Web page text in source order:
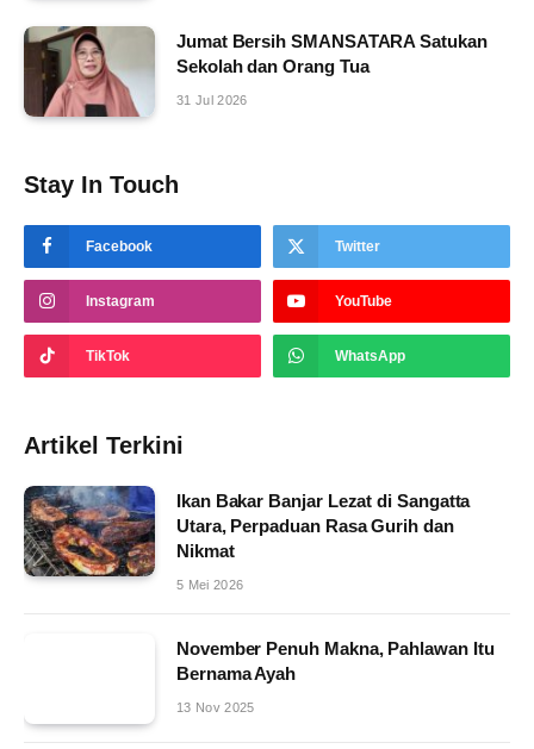
Jumat Bersih SMANSATARA Satukan
Sekolah dan Orang Tua
31 Jul 2026
Stay In Touch
Facebook Twitter
Instagram YouTube
TikTok WhatsApp
Artikel Terkini
Ikan Bakar Banjar Lezat di Sangatta
Utara, Perpaduan Rasa Gurih dan
Nikmat
5 Mei 2026
November Penuh Makna, Pahlawan Itu
Bernama Ayah
13 Nov 2025